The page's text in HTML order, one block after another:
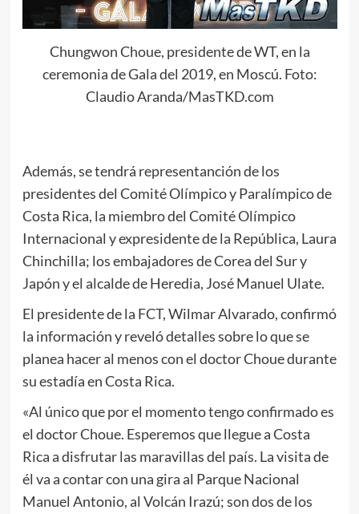
Chungwon Choue, presidente de WT, en la
ceremonia de Gala del 2019, en Moscú. Foto:
Claudio Aranda/MasTKD.com
Además, se tendrá representanción de los
presidentes del Comité Olímpico y Paralímpico de
Costa Rica, la miembro del Comité Olímpico
Internacional y expresidente de la República, Laura
Chinchilla; los embajadores de Corea del Sur y
Japón y el alcalde de Heredia, José Manuel Ulate.
El presidente de la FCT, Wilmar Alvarado, confirmó
la información y reveló detalles sobre lo que se
planea hacer al menos con el doctor Choue durante
su estadía en Costa Rica.
«Al único que por el momento tengo confirmado es
el doctor Choue. Esperemos que llegue a Costa
Rica a disfrutar las maravillas del país. La visita de
él va a contar con una gira al Parque Nacional
Manuel Antonio, al Volcán Irazú; son dos de los